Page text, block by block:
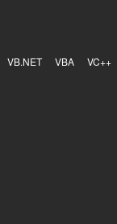
VB.NET VBA VC++